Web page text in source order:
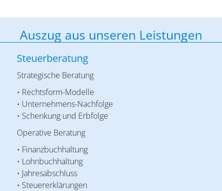
Auszug aus unseren Leistungen
Steuerberatung
Strategische Beratung
• Rechtsform-Modelle
• Unternehmens-Nachfolge
• Schenkung und Erbfolge
Operative Beratung
• Finanzbuchhaltung
• Lohnbuchhaltung
• Jahresabschluss
• Steuererklärungen